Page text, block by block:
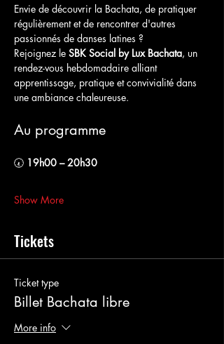
Envie de découvrir la Bachata, de pratiquer
régulièrement et de rencontrer d'autres
passionnés de danses latines ?
Rejoignez le SBK Social by Lux Bachata, un
rendez-vous hebdomadaire alliant
apprentissage, pratique et convivialité dans
une ambiance chaleureuse.
Au programme
🕢 19h00 – 20h30
Show More
Tickets
Ticket type
Billet Bachata libre
More info